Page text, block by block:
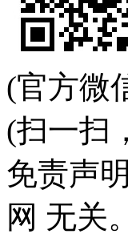
(官方微
(扫一扫
免责声
网 无关